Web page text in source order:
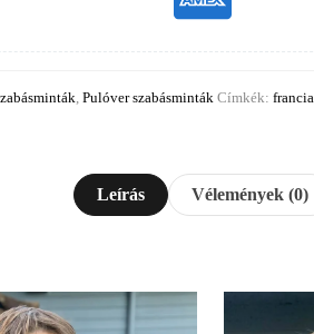
Pulóver szabásminták Címkék: francia
Leírás Vélemények (0)